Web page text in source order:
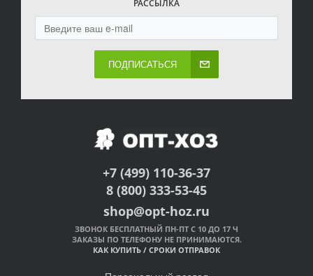
РАССЫЛКА
ПОДПИСАТЬСЯ
+7 (499) 110-36-37
8 (800) 333-53-45
shop@opt-hoz.ru
ЗВОНОК БЕСПЛАТНЫЙ ПН-ПТ С 10 ДО 17 Ч
ЗАКАЗЫ ПО ТЕЛЕФОНУ НЕ ПРИНИМАЮТСЯ.
КАК КУПИТЬ / СРОКИ ОТПРАВОК